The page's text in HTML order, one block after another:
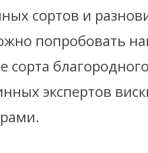
сортов и
попробовать
экспертов